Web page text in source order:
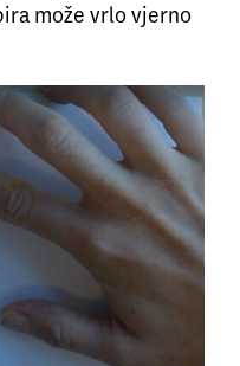
može vrlo vjerno